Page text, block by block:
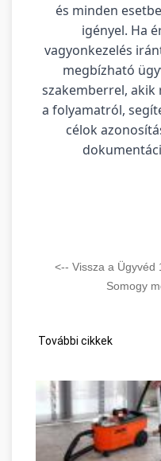
és minden
igényel. Ha
vagyonkezelés
megbízható
szakemberrel, akik
a folyamatról,
célok
<-- Vissza a Ügyvéd
Somogy
További cikkek